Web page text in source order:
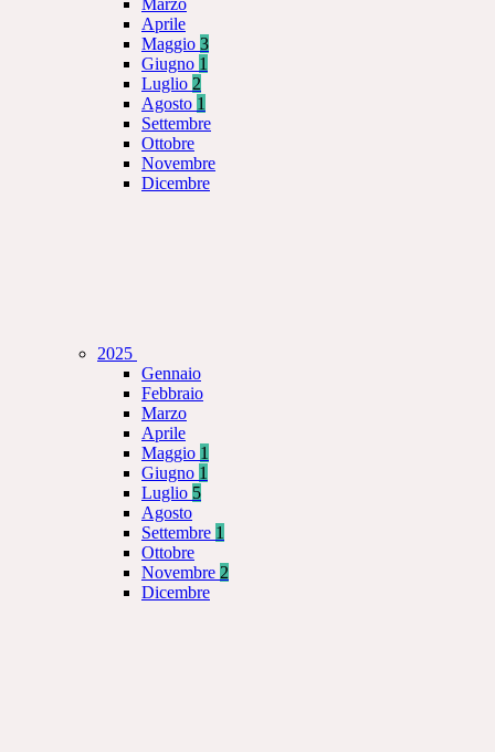
Marzo
Aprile
Maggio 3
Giugno 1
Luglio 2
Agosto 1
Settembre
Ottobre
Novembre
Dicembre
2025
Gennaio
Febbraio
Marzo
Aprile
Maggio 1
Giugno 1
Luglio 5
Agosto
Settembre 1
Ottobre
Novembre 2
Dicembre